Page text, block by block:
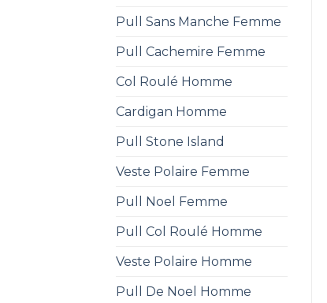
Pull Sans Manche Femme
Pull Cachemire Femme
Col Roulé Homme
Cardigan Homme
Pull Stone Island
Veste Polaire Femme
Pull Noel Femme
Pull Col Roulé Homme
Veste Polaire Homme
Pull De Noel Homme